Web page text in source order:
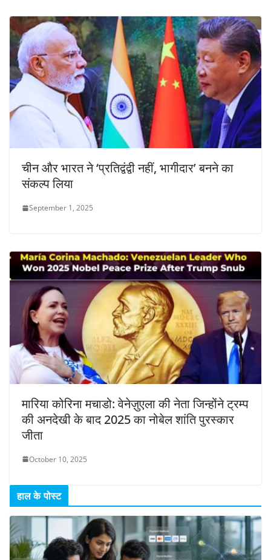
चीन और भारत ने ‘प्रतिद्वंद्वी नहीं, भागीदार’ बनने का
संकल्प लिया
September 1, 2025
मारिया कोरिना मचाडो: वेनेज़ुएला की नेता जिन्होंने ट्रम्प
की अनदेखी के बाद 2025 का नोबेल शांति पुरस्कार
जीता
October 10, 2025
हाल के पोस्ट